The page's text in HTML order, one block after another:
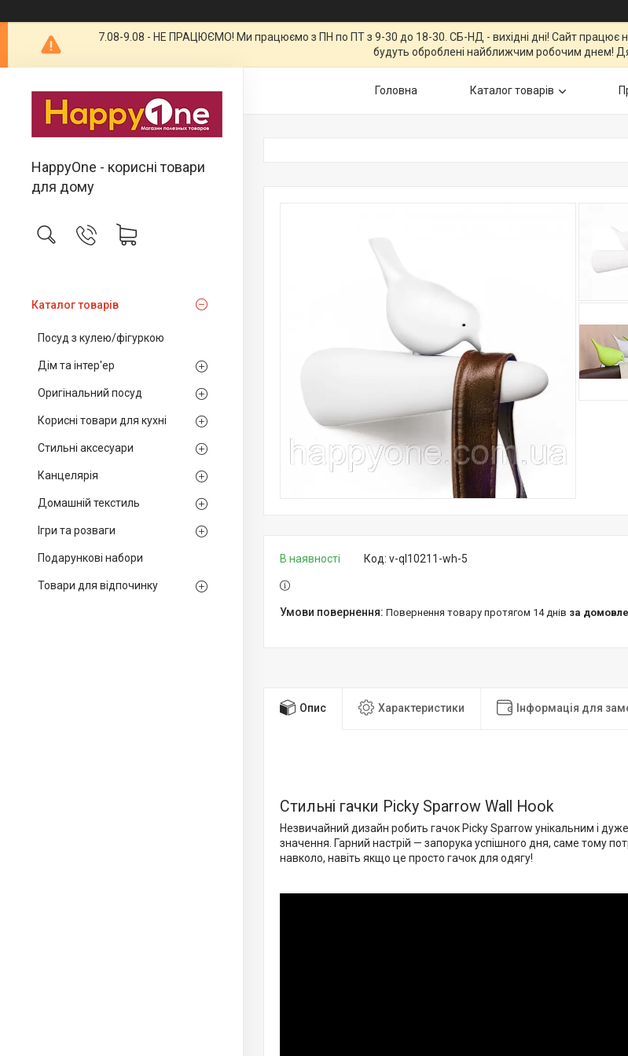
7.08-9.08 - НЕ ПРАЦЮЄМО! Ми працюємо з ПН по ПТ з 9-30 до 18-30. СБ-НД - вихідні дні! Сайт працює
будуть оброблені найближчим робочим днем!
HappyOne - корисні товари
для дому
Каталог товарів
Посуд з кулею/фігуркою
Дім та інтер'ер
Оригінальний посуд
Корисні товари для кухні
Стильні аксесуари
Канцелярія
Домашній текстиль
Ігри та розваги
Подарункові набори
Товари для відпочинку
Головна Каталог товарів
В наявності Код: v-ql10211-wh-5
повернення товару протягом 14 днів за
Опис Характеристики Інформація для
Стильні гачки Picky Sparrow Wall Hook
Незвичайний дизайн робить гачок Picky Sparrow унікальним і
значення. Гарний настрій — запорука успішного дня, саме тому
навколо, навіть якщо це просто гачок для одягу!